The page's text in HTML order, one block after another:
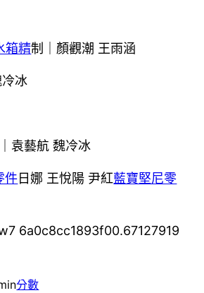
箱精制｜顏觀潮 王雨涵
冰
｜袁藝航 魏冷冰
件日娜 王悅陽 尹紅藍寶堅尼零
6a0c8cc1893f00.67127919
分數